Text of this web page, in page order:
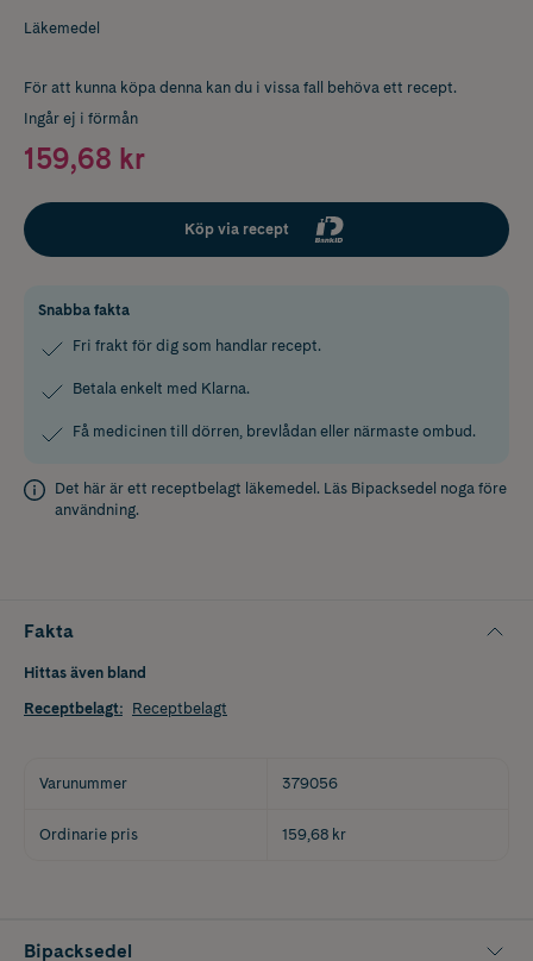
Läkemedel
För att kunna köpa denna kan du i vissa fall behöva ett recept.
Ingår ej i förmån
159,68 kr
Köp via recept
Snabba fakta
Fri frakt för dig som handlar recept.
Betala enkelt med Klarna.
Få medicinen till dörren, brevlådan eller närmaste ombud.
Det här är ett receptbelagt läkemedel. Läs Bipacksedel noga före
användning.
Fakta
Hittas även bland
Receptbelagt: Receptbelagt
Varunummer 379056
Ordinarie pris 159,68 kr
Bipacksedel